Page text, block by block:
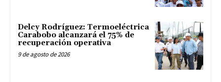
Delcy Rodríguez: Termoeléctrica
Carabobo alcanzará el 75% de
recuperación operativa
9 de agosto de 2026